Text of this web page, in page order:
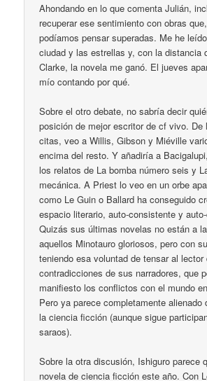
Ahondando en lo que comenta Julián,
recuperar ese sentimiento con obras
podíamos pensar superadas. Me he
ciudad y las estrellas y, con la distancia
Clarke, la novela me ganó. El jueves
mío contando por qué.
Sobre el otro debate, no sabría decir
posición de mejor escritor de cf vivo. De
citas, veo a Willis, Gibson y Miéville
encima del resto. Y añadiría a
los relatos de La bomba número seis y
mecánica. A Priest lo veo en un orbe
como Le Guin o Ballard ha conseguido
espacio literario, auto-consistente y
Quizás sus últimas novelas no están a
aquellos Minotauro gloriosos, pero con
teniendo esa voluntad de tensar al lector
contradicciones de sus narradores, que
manifiesto los conflictos con el mundo
Pero ya parece completamente alienado
la ciencia ficción (aunque sigue
saraos).
Sobre la otra discusión, Ishiguro parece
novela de ciencia ficción este año. Con